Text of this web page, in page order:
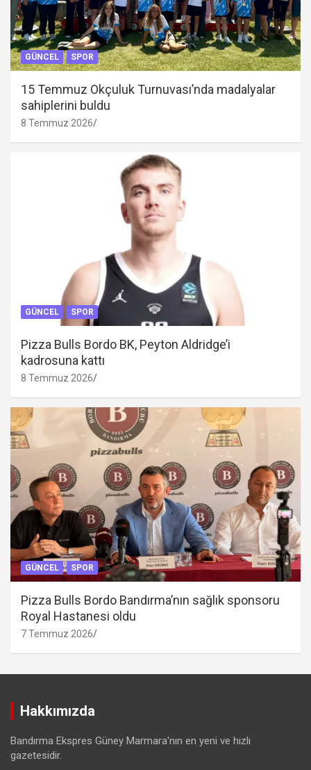
GÜNCEL SPOR
15 Temmuz Okçuluk Turnuvası’nda madalyalar
sahiplerini buldu
8 Temmuz 2026
GÜNCEL SPOR
Pizza Bulls Bordo BK, Peyton Aldridge’i
kadrosuna kattı
8 Temmuz 2026
GÜNCEL SPOR
Pizza Bulls Bordo Bandırma’nın sağlık sponsoru
Royal Hastanesi oldu
7 Temmuz 2026
Hakkımızda
Bandırma Ekspres Güney Marmara'nın en yeni ve hızlı
gazetesidir.